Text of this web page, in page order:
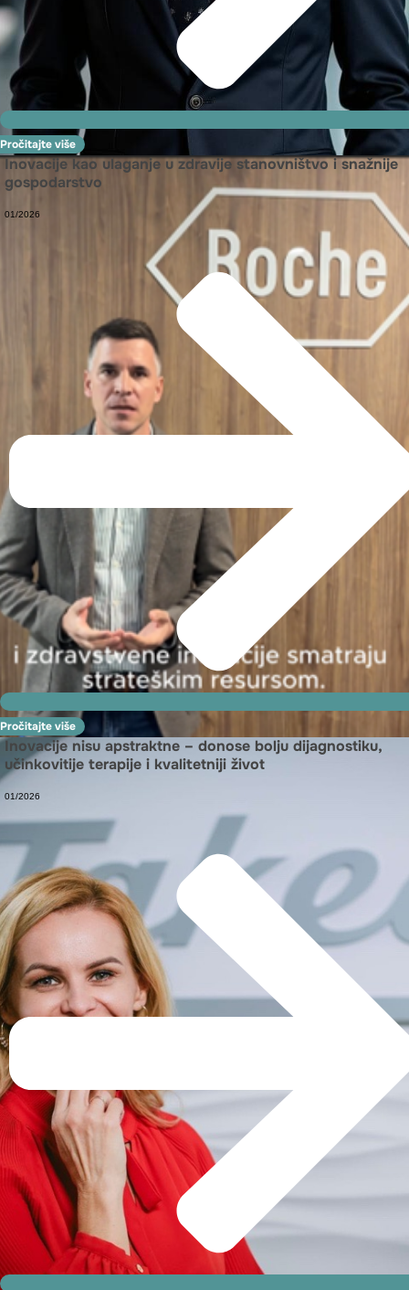
Pročitajte više
Inovacije kao ulaganje u zdravije stanovništvo i snažnije
gospodarstvo
01/2026
Pročitajte više
Inovacije nisu apstraktne – donose bolju dijagnostiku,
učinkovitije terapije i kvalitetniji život
01/2026